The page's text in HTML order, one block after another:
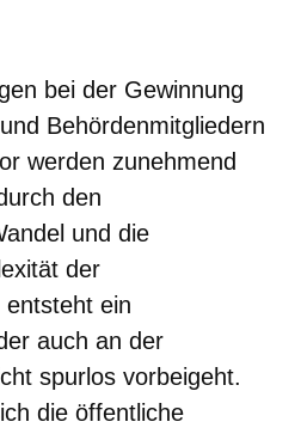
bei der Gewinnung
Behördenmitgliedern
werden zunehmend
den
und die
der
entsteht ein
auch an der
spurlos vorbeigeht.
die öffentliche